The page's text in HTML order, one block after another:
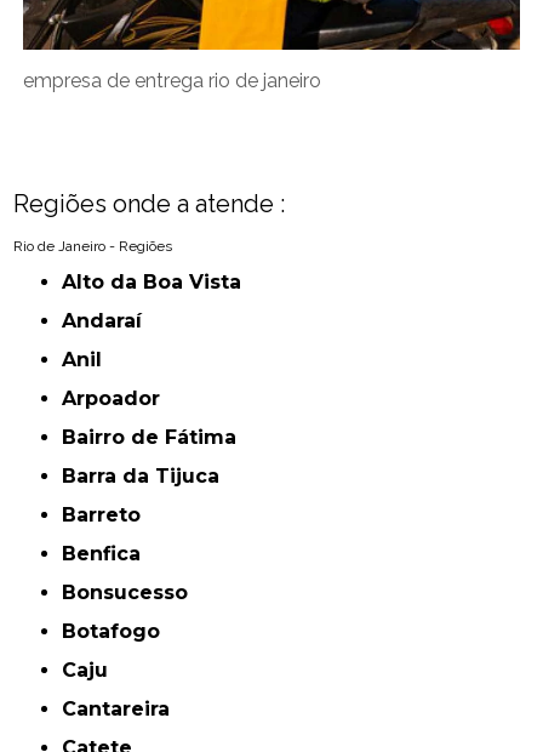
empresa de entrega rio de janeiro
Regiões onde a atende :
Rio de Janeiro - Regiões
Alto da Boa Vista
Andaraí
Anil
Arpoador
Bairro de Fátima
Barra da Tijuca
Barreto
Benfica
Bonsucesso
Botafogo
Caju
Cantareira